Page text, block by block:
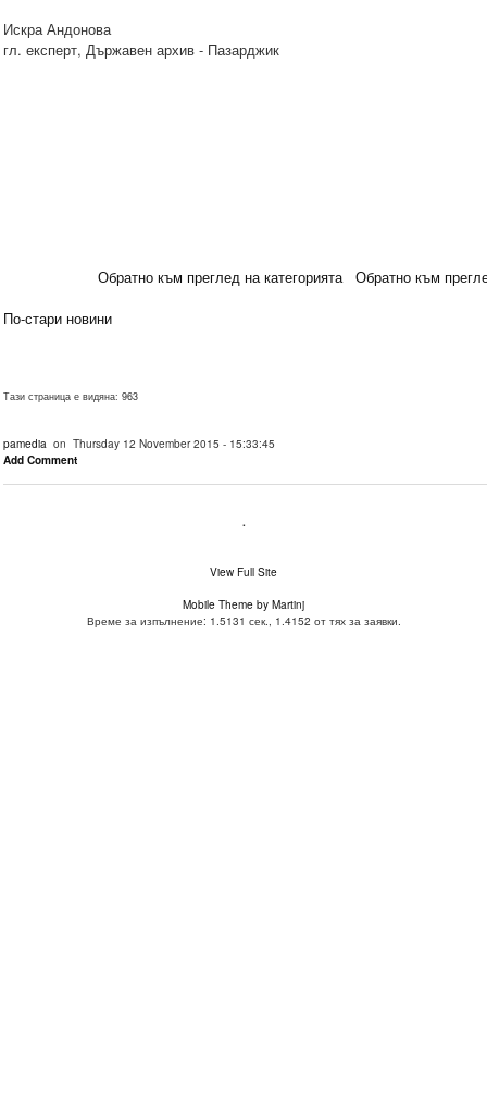
Искра Андонова
гл. експерт, Държавен архив - Пазарджик
Обратно към преглед на категорията
Обратно към
По-стари новини
Тази страница е видяна: 963
pamedia on Thursday 12 November 2015 - 15:33:45
Add Comment
.
View Full Site
Mobile Theme by Martinj
Време за изпълнение: 1.5131 сек., 1.4152 от тях за заявки.